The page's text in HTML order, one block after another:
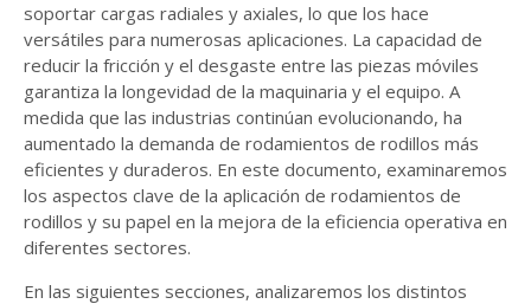
soportar cargas radiales y axiales, lo que los hace
versátiles para numerosas aplicaciones. La capacidad de
reducir la fricción y el desgaste entre las piezas móviles
garantiza la longevidad de la maquinaria y el equipo. A
medida que las industrias continúan evolucionando, ha
aumentado la demanda de rodamientos de rodillos más
eficientes y duraderos. En este documento, examinaremos
los aspectos clave de la aplicación de rodamientos de
rodillos y su papel en la mejora de la eficiencia operativa en
diferentes sectores.
En las siguientes secciones, analizaremos los distintos